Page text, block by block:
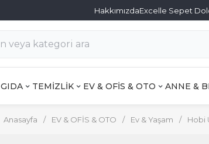
HakkımızdaExcelle Sepet
GIDA TEMİZLİK EV & OFİS & OTO ANNE &
Anasayfa / EV & OFİS & OTO / Ev & Yaşam / Hobi